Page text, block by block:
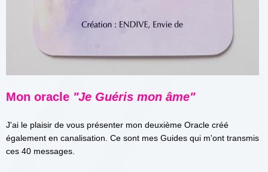
Mon oracle "Je Guéris mon âme"
J'ai le plaisir de vous présenter mon deuxième Oracle créé
également en canalisation. Ce sont mes Guides qui m'ont transmis
ces 40 messages.